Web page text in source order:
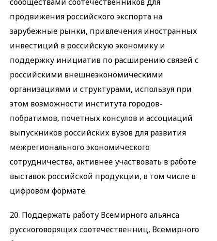
продвижения российского экспорта на
зарубежные рынки, привлечения иностранных
инвестиций в российскую экономику и
поддержку инициатив по расширению связей с
российскими внешнеэкономическими
организациями и структурами, используя при
этом возможности института городов-
побратимов, почетных консулов и ассоциаций
выпускников российских вузов для развития
межрегионального экономического
сотрудничества, активнее участвовать в работе
выставок российской продукции, в том числе в
цифровом формате.
20. Поддержать работу Всемирного альянса
русскоговорящих соотечественниц, Всемирного